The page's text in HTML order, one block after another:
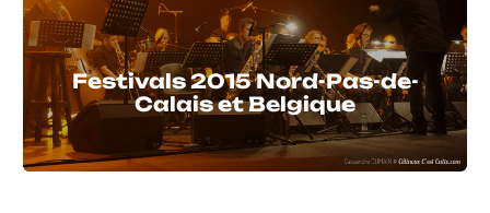
Festivals 2015 Nord-Pas-de-
Calais et Belgique